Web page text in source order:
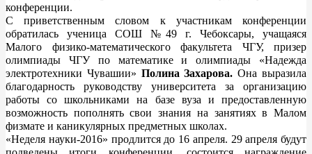
конференции.
С приветственным словом к участникам конференции
обратилась ученица СОШ №49 г. Чебоксары, учащаяся
Малого физико-математического факультета ЧГУ, призер
олимпиады ЧГУ по математике и олимпиады «Надежда
электротехники Чувашии» Полина Захарова. Она выразила
благодарность руководству университета за организацию
работы со школьниками на базе вуза и предоставленную
возможность пополнять свои знания на занятиях в Малом
физмате и каникулярных предметных школах.
«Неделя науки-2016» продлится до 16 апреля. 29 апреля будут